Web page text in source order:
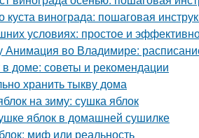
винограда: пошаговая
условиях: простое и
Анимация во Владимире:
доме: советы и рекомендации
хранить тыкву дома
на зиму: сушка яблок
яблок в домашней сушилке
миф или реальность